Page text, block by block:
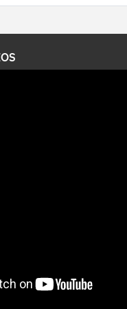
le mistral ? Quelles sont ses
h et atteindre 80 à 100 km/h
Il parcourt la basse vallée
et envahit le littoral
la Camargue.